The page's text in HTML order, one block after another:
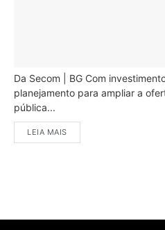
Da Secom | BG Com
planejamento para ampliar a
pública...
LEIA MAIS